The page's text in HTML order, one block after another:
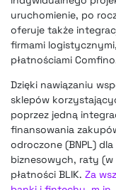
uruchomienie, po
oferuje także
firmami
płatnościami
Dzięki nawiązaniu
sklepów
poprzez jedną
finansowania
odroczone (BNPL)
biznesowych, raty (w
płatności BLIK. Za